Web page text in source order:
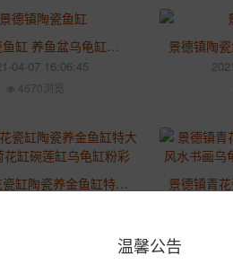
温馨公告
景德镇陶瓷鱼缸 养鱼盆乌龟缸家用圆缸 别墅客厅造景装饰摆件
04-07 16:06:45
4670浏览
景德镇青花瓷缸陶瓷养金鱼缸特大号水缸大荷花缸碗莲缸乌龟缸粉彩